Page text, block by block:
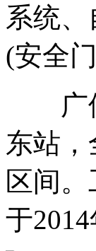
系统
(安全
广佛
东站
区间
于2014